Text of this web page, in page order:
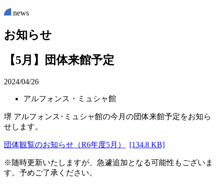
news
お知らせ
【5月】団体来館予定
2024/04/26
アルフォンス・ミュシャ館
堺 アルフォンス･ミュシャ館の今月の団体来館予定をお知ら
せします。
団体観覧のお知らせ（R6年度5月） [134.8 KB]
※随時更新いたしますが、急遽追加となる可能性もございま
す。予めご了承ください。